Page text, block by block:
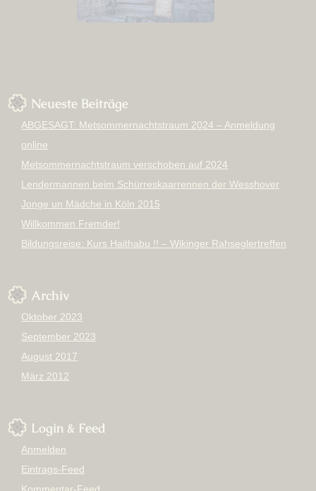
Neueste Beiträge
ABGESAGT: Metsommernachtstraum 2024 – Anmeldung
online
Metsommernachtstraum verschoben auf 2024
Lendermannen beim Schürreskaarrennen der Wesshover
Jonge un Mädche in Köln 2015
Willkommen Fremder!
Bildungsreise: Kurs Haithabu !! – Wikinger Rahseglertreffen
Archiv
Oktober 2023
September 2023
August 2017
März 2012
Login & Feed
Anmelden
Eintrags-Feed